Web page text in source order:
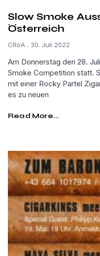
Slow Smoke
Österreich
CRoA 30. Juli 2022
Am Donnerstag den 28.
Smoke Competition statt.
mit einer Rocky Partel
es zu neuen
Read More...